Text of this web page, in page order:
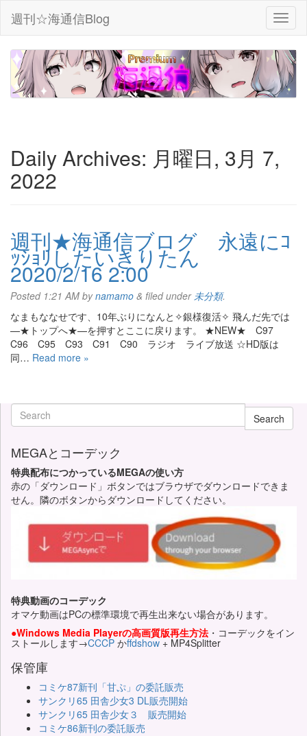
週刊☆海通信Blog
Daily Archives: 月曜日, 3月 7,
2022
週刊★海通信ブログ 永遠にｺ
ｯｼｮﾘしたいきりたん
2020/2/16 2:00
Posted 1:21 AM bynamamo & filed under未分類.
なまもななせです、10年ぶりになんと✧銀様復活✧ 飛んだ先では
—★トップへ★—を押すとここに戻ります。 ★NEW★ C97
C96 C95 C93 C91 C90 ラジオ ライブ放送 ☆HD版は
同… Read more »
Search
MEGAとコーデック
特典配布につかっているMEGAの使い方
赤の「ダウンロード」ボタンではブラウザでダウンロードできま
せん。隣のボタンからダウンロードしてください。
特典動画のコーデック
オマケ動画はPCの標準環境で再生出来ない場合があります。
●Windows Media Playerの高画質版再生方法 ・コーデックをイン
ストールします→CCCP かffdshow + MP4Splitter
保管庫
コミケ87新刊「甘ぷ」の委託販売
サンクリ65 田舎少女3 DL販売開始
サンクリ65 田舎少女３ 販売開始
コミケ86新刊の委託販売